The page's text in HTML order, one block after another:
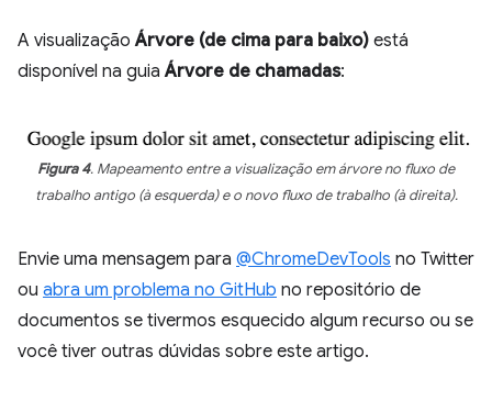
A visualizaçãoÁrvore (de cima para baixo) está
disponível na guiaÁrvore de chamadas:
Figura 4. Mapeamento entre a visualização em árvore no fluxo de
trabalho antigo (à esquerda) e o novo fluxo de trabalho (à direita).
Envie uma mensagem para @ChromeDevTools no Twitter
ou abra um problema no GitHub no repositório de
documentos se tivermos esquecido algum recurso ou se
você tiver outras dúvidas sobre este artigo.